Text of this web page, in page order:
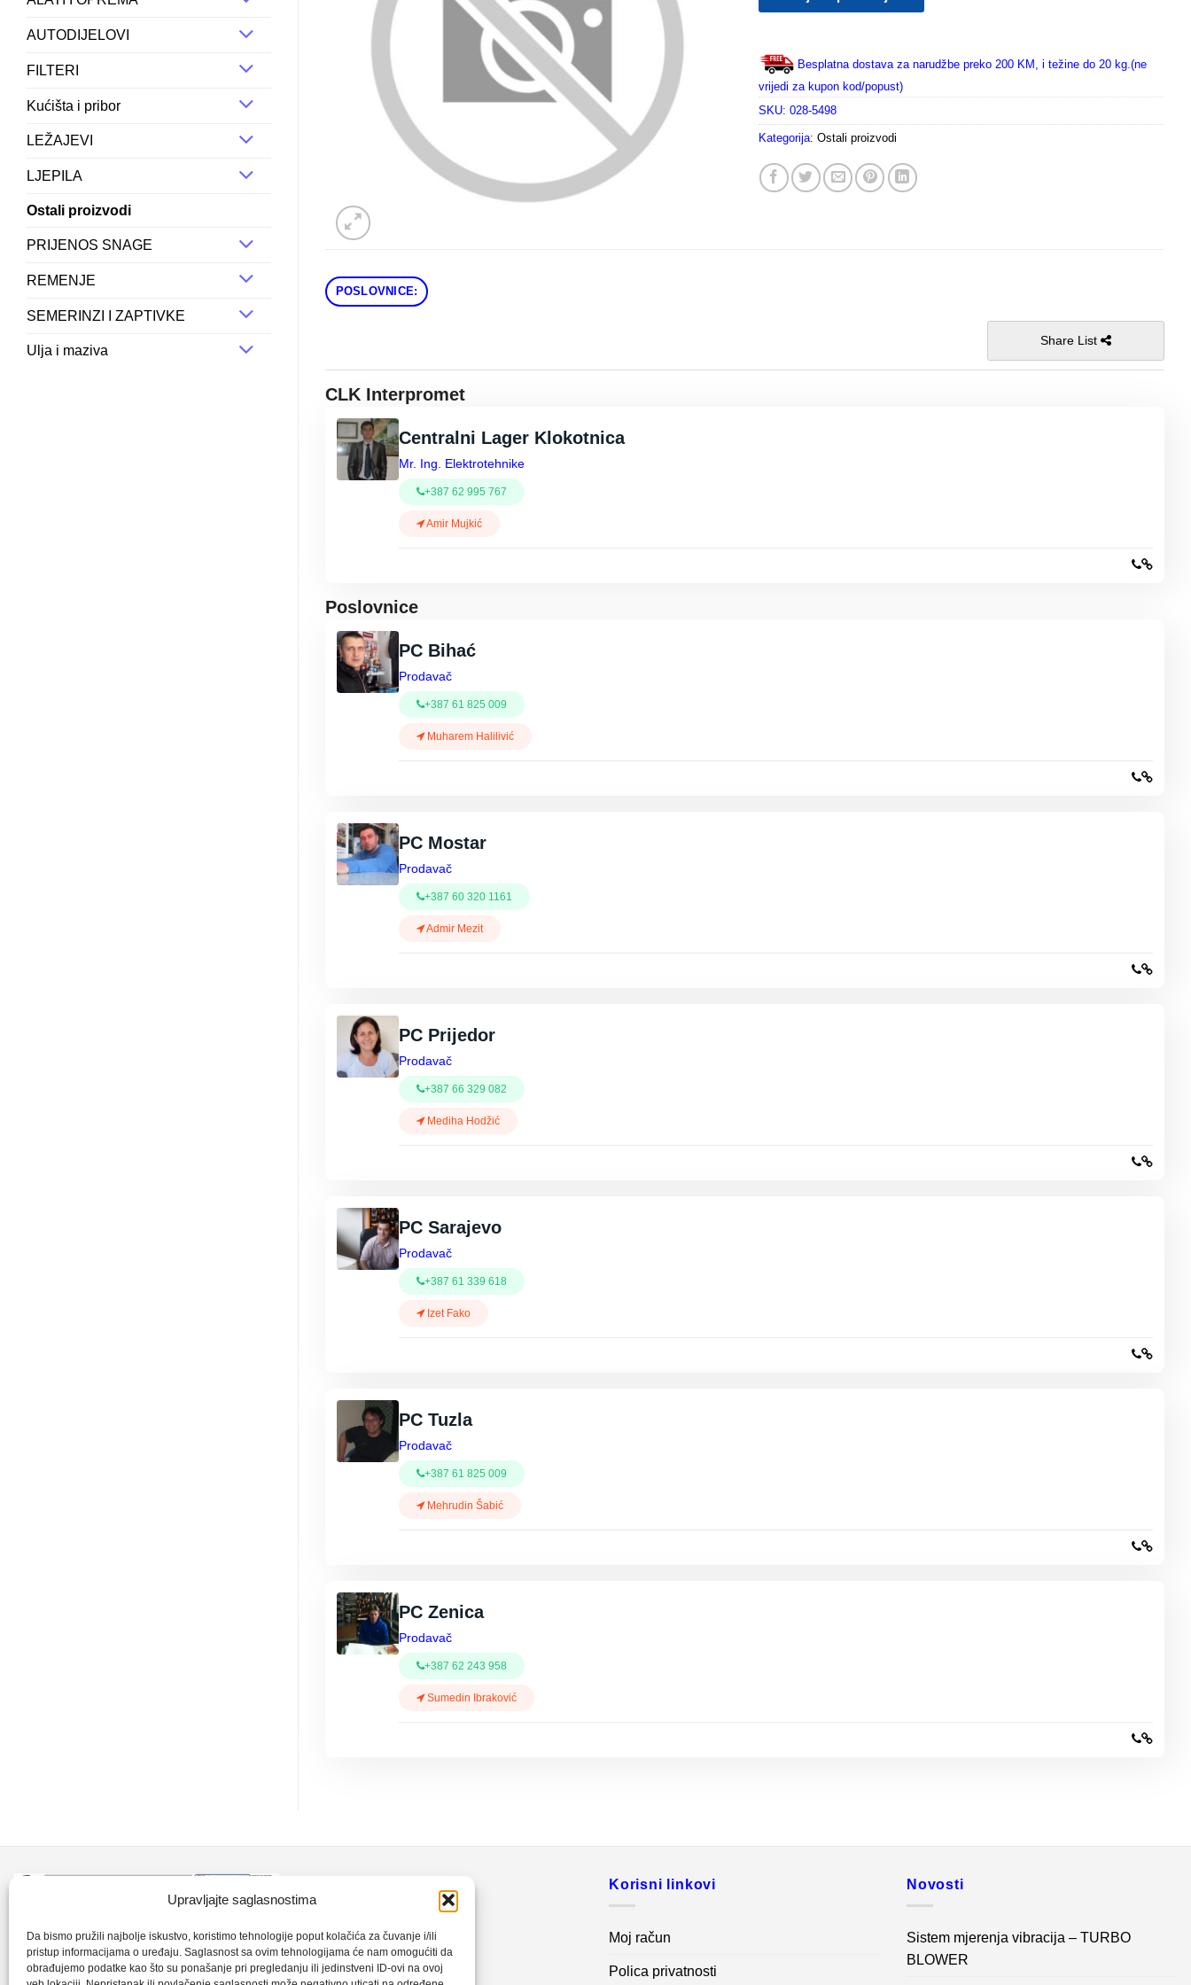
Upravljajte saglasnostima
Da bismo pružili najbolje iskustvo, koristimo tehnologije poput kolačića za čuvanje i/ili
pristup informacijama o uređaju. Saglasnost sa ovim tehnologijama će nam omogućiti da
obrađujemo podatke kao što su ponašanje pri pregledanju ili jedinstveni ID-ovi na ovoj
AUTODIJELOVI
FILTERI
Kućišta i pribor
LEŽAJEVI
LJEPILA
Ostali proizvodi
PRIJENOS SNAGE
REMENJE
SEMERINZI I ZAPTIVKE
Ulja i maziva
Besplatna dostava za narudžbe preko 200 KM, i težine do 20 kg.(ne
vrijedi za kupon kod/popust)
SKU: 028-5498
Kategorija: Ostali proizvodi
POSLOVNICE:
Share List
CLK Interpromet
Centralni Lager Klokotnica
Mr. Ing. Elektrotehnike
+387 62 995 767
Amir Mujkić
Poslovnice
PC Bihać
Prodavač
+387 61 825 009
Muharem Halilivić
PC Mostar
Prodavač
+387 60 320 1161
Admir Mezit
PC Prijedor
Prodavač
+387 66 329 082
Mediha Hodžić
PC Sarajevo
Prodavač
+387 61 339 618
Izet Fako
PC Tuzla
Prodavač
+387 61 825 009
Mehrudin Šabić
PC Zenica
Prodavač
+387 62 243 958
Sumedin Ibraković
CLK-Interpromet d.o.o. posluje u sastavu
grupe SKF distributera od 1996. godine,
gdje s ponosom mozemo reci da smo
+387 35 720 560
clkm@bih.net.ba
Korisni linkovi
Moj račun
Polica privatnosti
Novosti
Sistem mjerenja vibracija – TURBO
BLOWER